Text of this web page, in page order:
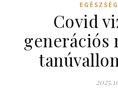
EGÉSZSÉG
Covid
generációs